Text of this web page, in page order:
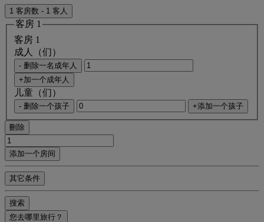
1 客房数 - 1 客人
客房 1
客房 1
成人（们）
- 删除一名成年人
+加一个成年人
儿童（们）
- 删除一个孩子 +添加一个孩子
刪除
添加一个房间
其它条件
搜索
您去哪里旅行？